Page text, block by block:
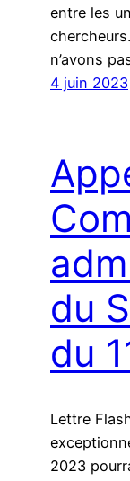
entre les
n’avons
4 juin 2023
du
du
Lettre
2023